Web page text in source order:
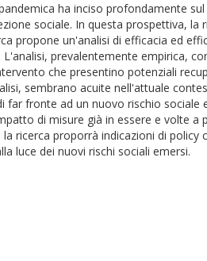
ha inciso profondamente
sociale. In questa prospettiva,
propone un'analisi di efficacia ed
L'analisi, prevalentemente empirica,
che presentino potenziali
sembrano acuite nell'attuale
far fronte ad un nuovo rischio
di misure già in essere e volte a
ricerca proporrà indicazioni di
luce dei nuovi rischi sociali emersi.